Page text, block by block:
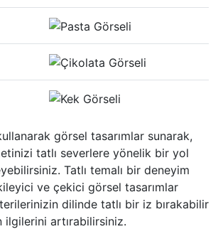
görsel tasarımlar sunarak,
tatlı severlere yönelik bir yol
Tatlı temalı bir deneyim
ve çekici görsel tasarımlar
dilinde tatlı bir iz bırakabilir
ilgilerini artırabilirsiniz.